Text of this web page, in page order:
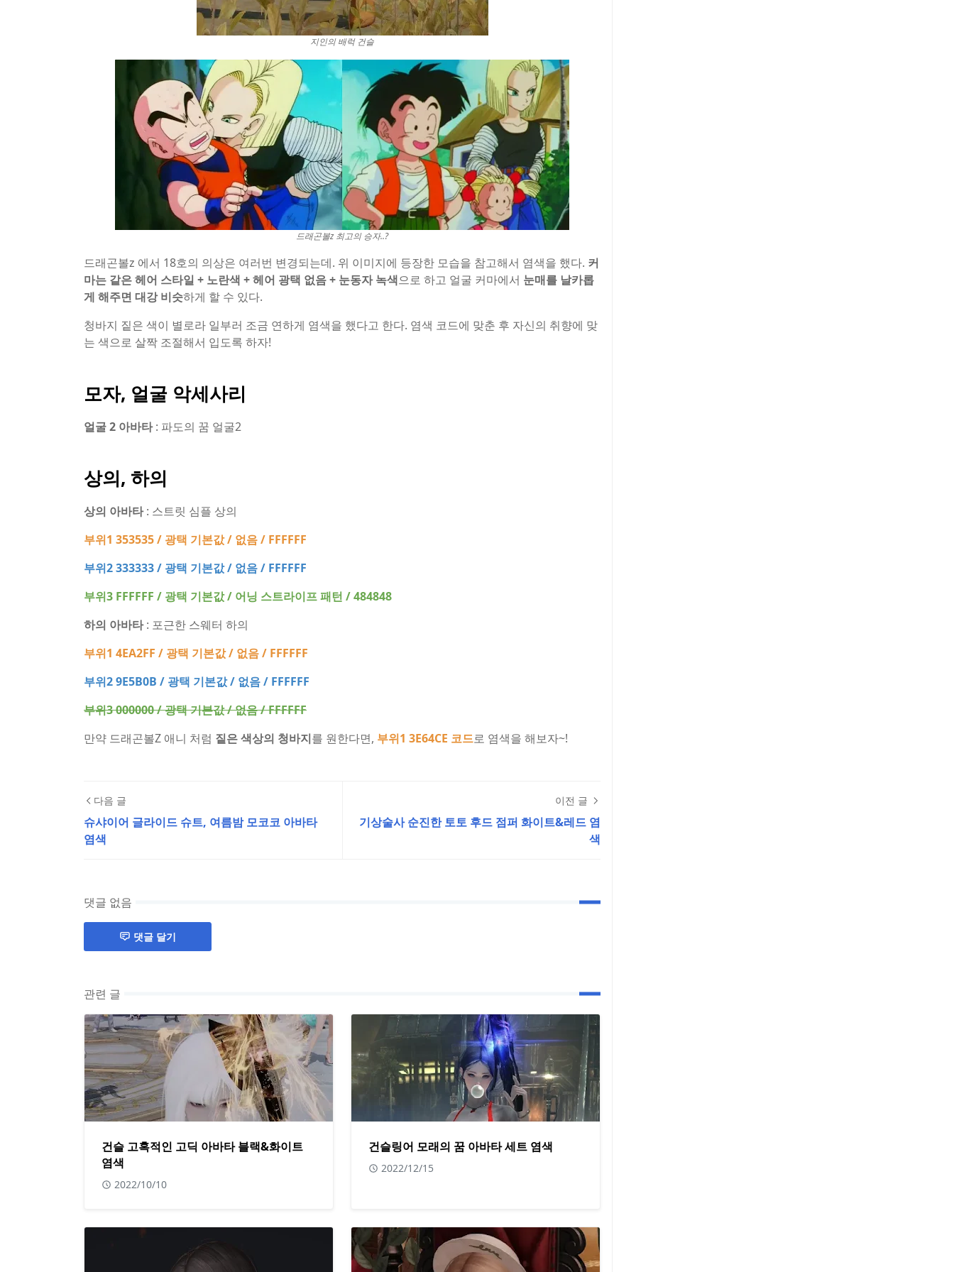
지인의 배럭 건슬
드래곤볼z 최고의 승자..?
드래곤볼z 에서 18호의 의상은 여러번 변경되는데. 위 이미지에 등장한 모습을 참고해서 염색을 했다. 커
마는 같은 헤어 스타일 + 노란색 + 헤어 광택 없음 + 눈동자 녹색으로 하고 얼굴 커마에서 눈매를 날카롭
게 해주면 대강 비슷하게 할 수 있다.
청바지 짙은 색이 별로라 일부러 조금 연하게 염색을 했다고 한다. 염색 코드에 맞춘 후 자신의 취향에 맞
는 색으로 살짝 조절해서 입도록 하자!
모자, 얼굴 악세사리
얼굴 2 아바타: 파도의 꿈 얼굴2
상의, 하의
상의 아바타: 스트릿 심플 상의
부위1 353535 / 광택 기본값 / 없음 / FFFFFF
부위2 333333 / 광택 기본값 / 없음 / FFFFFF
부위3 FFFFFF / 광택 기본값 / 어닝 스트라이프 패턴 / 484848
하의 아바타: 포근한 스웨터 하의
부위1 4EA2FF / 광택 기본값 / 없음 / FFFFFF
부위2 9E5B0B / 광택 기본값 / 없음 / FFFFFF
부위3 000000 / 광택 기본값 / 없음 / FFFFFF
만약 드래곤볼Z 애니 처럼 짙은 색상의 청바지를 원한다면, 부위1 3E64CE 코드로 염색을 해보자~!
다음 글
슈샤이어 글라이드 슈트, 여름밤 모코코 아바타
염색
이전 글
기상술사 순진한 토토 후드 점퍼 화이트&레드 염
색
댓글 없음
댓글 달기
관련 글
건슬 고혹적인 고딕 아바타 블랙&화이트
염색
2022/10/10
건슬링어 모래의 꿈 아바타 세트 염색
2022/12/15